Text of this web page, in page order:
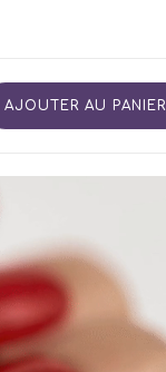
AJOUTER AU PANIER